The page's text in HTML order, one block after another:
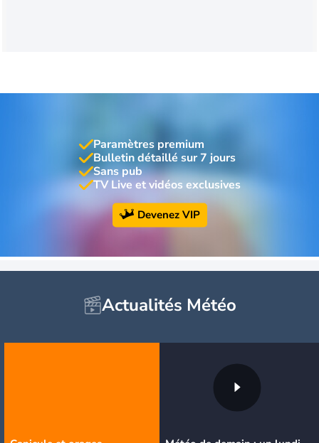
Paramètres premium
Bulletin détaillé sur 7 jours
Sans pub
TV Live et vidéos exclusives
Devenez VIP
Actualités Météo